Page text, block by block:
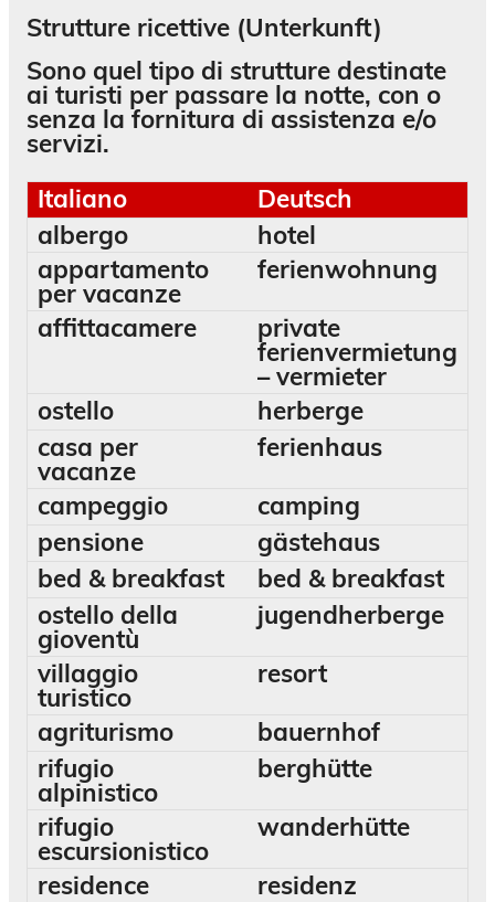
Strutture ricettive (Unterkunft)
Sono quel tipo di strutture destinate
ai turisti per passare la notte, con o
senza la fornitura di assistenza e/o
servizi.
Italiano
Deutsch
albergo
hotel
appartamento
per vacanze
ferienwohnung
affittacamere
private
ferienvermietung
– vermieter
ostello
herberge
casa per
vacanze
ferienhaus
campeggio
camping
pensione
gästehaus
bed & breakfast
bed & breakfast
ostello della
gioventù
jugendherberge
villaggio
turistico
resort
agriturismo
bauernhof
rifugio
alpinistico
berghütte
rifugio
escursionistico
wanderhütte
residence
residenz